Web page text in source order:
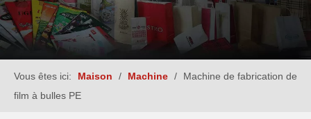
Türk dili
Vous êtes ici: Maison / Machine /
Machine de fabrication de
film à bulles PE